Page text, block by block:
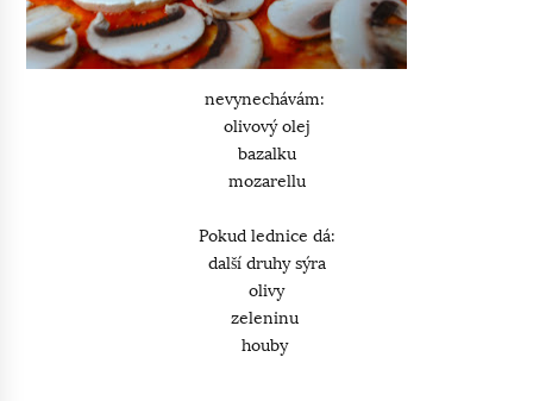
nevynechávám:
olivový olej
bazalku
mozarellu
Pokud lednice dá:
další druhy sýra
olivy
zeleninu
houby